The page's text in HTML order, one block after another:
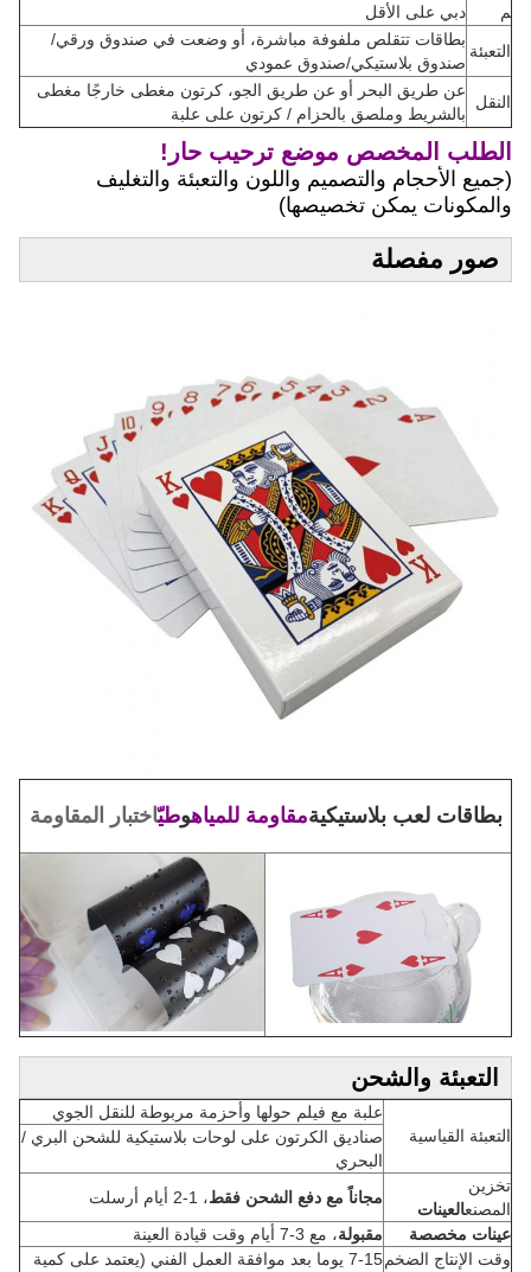
م
دبي على الأقل
التعبئة
بطاقات تتقلص ملفوفة مباشرة، أو وضعت في صندوق ورقي/
صندوق بلاستيكي/صندوق عمودي
النقل
عن طريق البحر أو عن طريق الجو، كرتون مغطى خارجًا مغطى
بالشريط وملصق بالحزام / كرتون على علبة
الطلب المخصص موضع ترحيب حار!
(جميع الأحجام والتصميم واللون والتعبئة والتغليف
والمكونات يمكن تخصيصها)
صور مفصلة
بطاقات لعب بلاستيكيةمقاومة للمياهوطيّاختبار المقاومة
التعبئة والشحن
التعبئة القياسية
علبة مع فيلم حولها وأحزمة مربوطة للنقل الجوي
صناديق الكرتون على لوحات بلاستيكية للشحن البري /
البحري
تخزين
المصنعالعينات
مجاناً مع دفع الشحن فقط، 1-2 أيام أرسلت
عينات مخصصة
مقبولة، مع 3-7 أيام وقت قيادة العينة
وقت الإنتاج الضخم
7-15 يوما بعد موافقة العمل الفني (يعتمد على كمية